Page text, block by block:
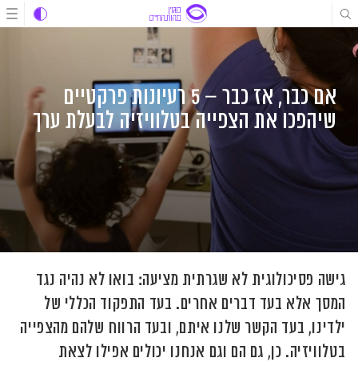
דלג
לתוכן
דלג
דלג
אם כבר, אז כבר – 5 רעיונות פרקטיים
שיהפכו את הצפייה בטלוויזיה לבעלת ערך
גישה פסיכולוגית לא שגרתית מציעה: בואו לא נהיה נגד
המסך אלא בעד דברים אחרים. בעד התפקוד הכללי של
ילדינו, בעד הקשר שלנו איתם, ובעד הרווח שלהם מהצפייה
בטלוויזיה. כן, גם הם וגם אנחנו יכולים אפילו לצאת